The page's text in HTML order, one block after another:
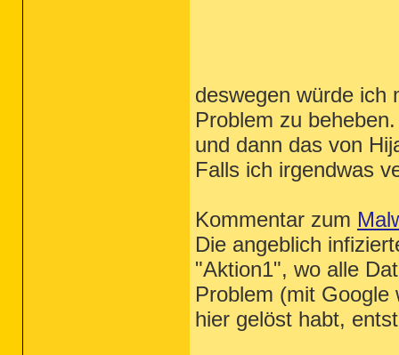
deswegen würde ich
Problem zu
und dann das von
Falls ich irgendwas
Kommentar zum
Die angeblich
"Aktion1", wo alle
Problem (mit Google
hier gelöst habt,